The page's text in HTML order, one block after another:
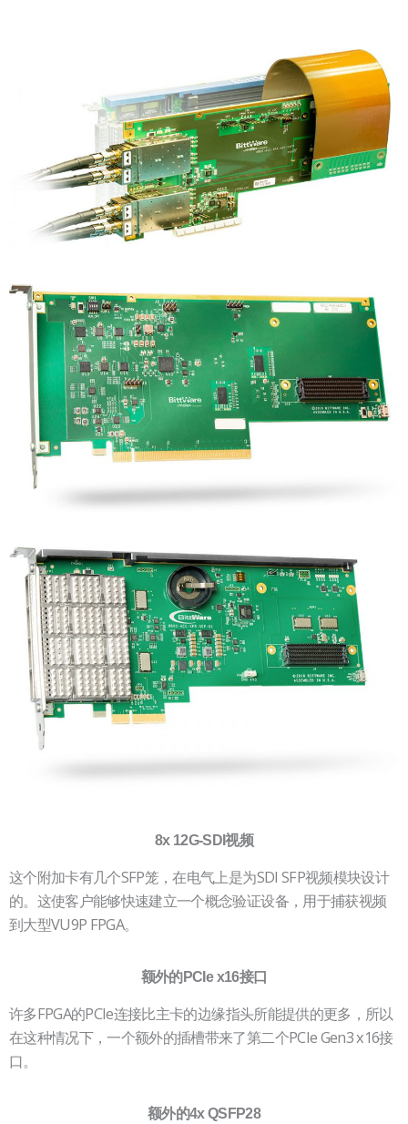
8x 12G-SDI视频
这个附加卡有几个SFP笼，在电气上是为SDI SFP视频模块设计
的。这使客户能够快速建立一个概念验证设备，用于捕获视频
到大型VU9P FPGA。
额外的PCIe x16接口
许多FPGA的PCIe连接比主卡的边缘指头所能提供的更多，所以
在这种情况下，一个额外的插槽带来了第二个PCIe Gen3 x16接
口。
额外的4x QSFP28